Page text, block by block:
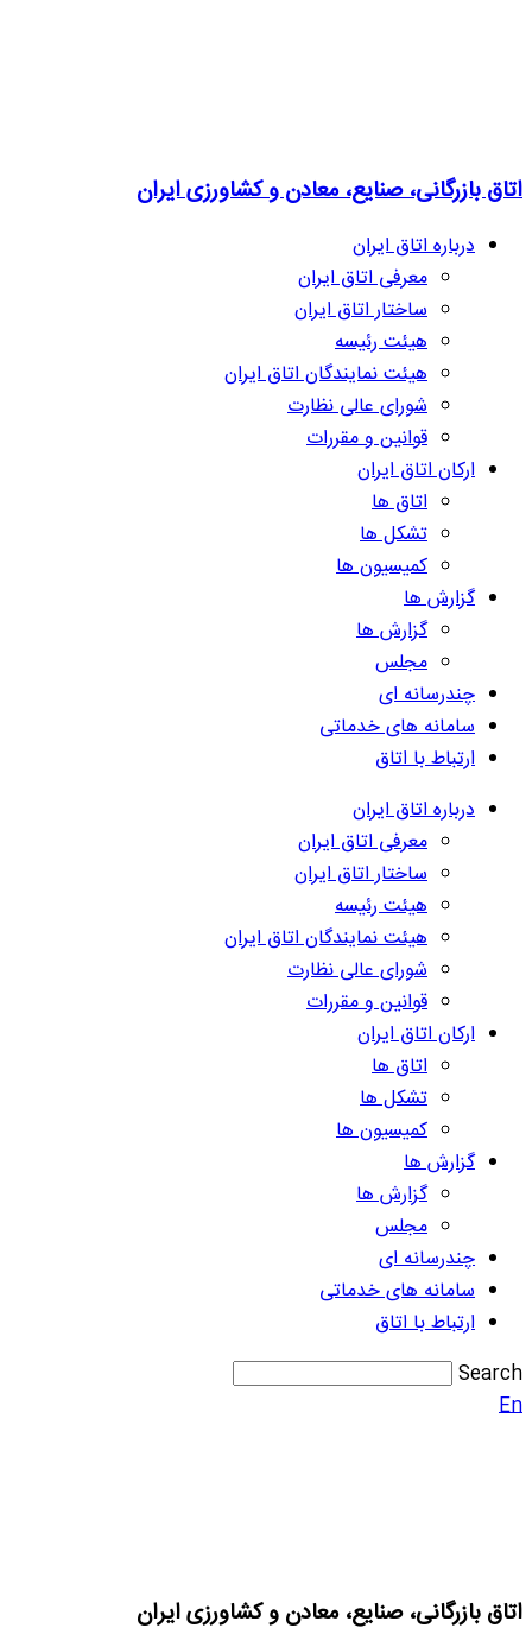
اتاق بازرگانی، صنایع، معادن و کشاورزی ایران
درباره اتاق ایران
معرفی اتاق ایران
ساختار اتاق ایران
هیئت رئیسه
هیئت نمایندگان اتاق ایران
شورای عالی نظارت
قوانین و مقررات
ارکان اتاق ایران
اتاق ها
تشکل ها
کمیسیون ها
گزارش ها
گزارش ها
مجلس
چندرسانه ای
سامانه های خدماتی
ارتباط با اتاق
درباره اتاق ایران
معرفی اتاق ایران
ساختار اتاق ایران
هیئت رئیسه
هیئت نمایندگان اتاق ایران
شورای عالی نظارت
قوانین و مقررات
ارکان اتاق ایران
اتاق ها
تشکل ها
کمیسیون ها
گزارش ها
گزارش ها
مجلس
چندرسانه ای
سامانه های خدماتی
ارتباط با اتاق
Search
En
اتاق بازرگانی، صنایع، معادن و کشاورزی ایران